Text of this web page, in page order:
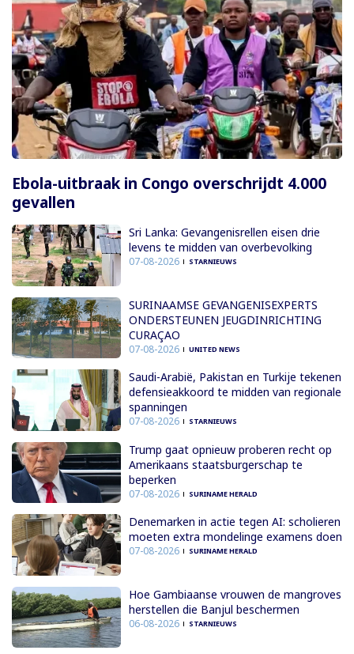
Ebola-uitbraak in Congo overschrijdt 4.000
gevallen
Sri Lanka: Gevangenisrellen eisen drie
levens te midden van overbevolking
07-08-2026 STARNIEUWS
SURINAAMSE GEVANGENISEXPERTS
ONDERSTEUNEN JEUGDINRICHTING
CURAÇAO
07-08-2026 UNITED NEWS
Saudi-Arabië, Pakistan en Turkije tekenen
defensieakkoord te midden van regionale
spanningen
07-08-2026 STARNIEUWS
Trump gaat opnieuw proberen recht op
Amerikaans staatsburgerschap te
beperken
07-08-2026 SURINAME HERALD
Denemarken in actie tegen AI: scholieren
moeten extra mondelinge examens doen
07-08-2026 SURINAME HERALD
Hoe Gambiaanse vrouwen de mangroves
herstellen die Banjul beschermen
06-08-2026 STARNIEUWS